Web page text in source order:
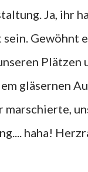
Ja, ihr
Gewöhnt
gläsernen
haha!